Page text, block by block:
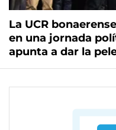
La UCR
en una jornada
apunta a dar la